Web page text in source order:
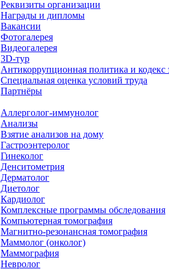
Реквизиты организации
Награды и дипломы
Вакансии
Фотогалерея
Видеогалерея
3D-тур
Антикоррупционная политика и кодекс
Специальная оценка условий труда
Партнёры
Аллерголог-иммунолог
Анализы
Взятие анализов на дому
Гастроэнтеролог
Гинеколог
Денситометрия
Дерматолог
Диетолог
Кардиолог
Комплексные программы обследования
Компьютерная томография
Магнитно-резонансная томография
Маммолог (онколог)
Маммография
Невролог